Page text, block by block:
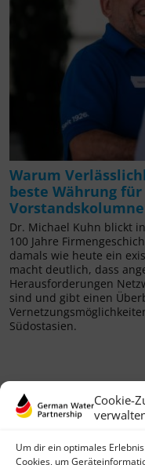
Cookie-
Um dir ein optimales
Cookies, um
Warum
beste Währung
Vorstandskolumne
Dr. Michael Kuhn blickt
100 Jahre
damals wie heute ein
macht deutlich, dass
Herausforderungen
sind und gibt einen
Südostasien.